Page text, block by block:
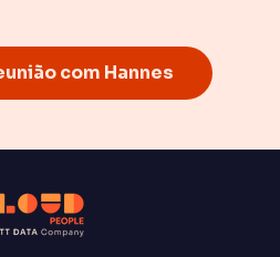
com Hannes